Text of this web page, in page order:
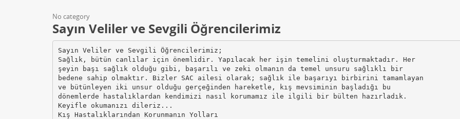
No category
Sayın Veliler ve Sevgili Öğrencilerimiz
Sayın Veliler ve Sevgili Öğrencilerimiz;
Sağlık, bütün canlılar için önemlidir. Yapılacak her işin temelini oluşturmaktadır. Her
şeyin başı sağlık olduğu gibi, başarılı ve zeki olmanın da temel unsuru sağlıklı bir
bedene sahip olmaktır. Bizler SAC ailesi olarak; sağlık ile başarıyı birbirini tamamlayan
ve bütünleyen iki unsur olduğu gerçeğinden hareketle, kış mevsiminin başladığı bu
dönemlerde hastalıklardan kendimizi nasıl korumamız ile ilgili bir bülten hazırladık.
Keyifle okumanızı dileriz...
Kış Hastalıklarından Korunmanın Yolları